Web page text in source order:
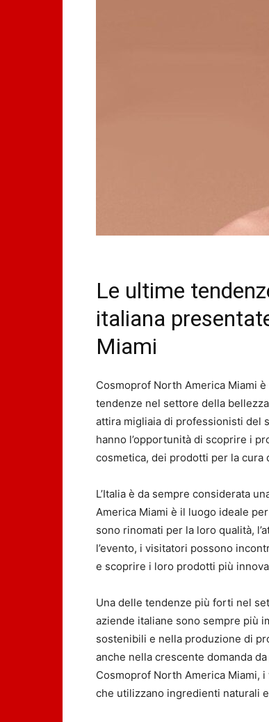
Le ultime
italiana
Miami
Cosmoprof North America Miami
tendenze nel settore della
attira migliaia di professionisti del
hanno l’opportunità di scoprire i
cosmetica, dei prodotti per la cura
L’Italia è da sempre considerata
America Miami è il luogo ideale
sono rinomati per la loro qualità,
l’evento, i visitatori possono
e scoprire i loro prodotti più
Una delle tendenze più forti nel
aziende italiane sono sempre più
sostenibili e nella produzione di
anche nella crescente domanda
Cosmoprof North America Miami,
che utilizzano ingredienti naturali